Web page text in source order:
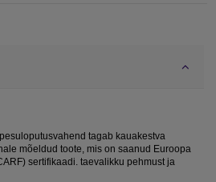
tagab kauakestva
mõeldud toote, mis on saanud Euroopa
sertifikaadi. taevalikku pehmust ja